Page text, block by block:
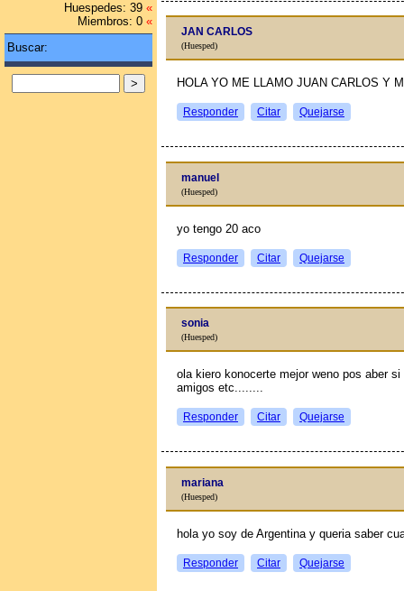
Huespedes: 39 «
Miembros: 0 «
Buscar:
JAN CARLOS
(Huesped)
HOLA YO ME LLAMO JUAN CARLOS Y
Responder Citar Quejarse
manuel
(Huesped)
yo tengo 20 aсo
Responder Citar Quejarse
sonia
(Huesped)
ola kiero konocerte mejor weno pos aber
amigos etc........
Responder Citar Quejarse
mariana
(Huesped)
hola yo soy de Argentina y queria saber
Responder Citar Quejarse